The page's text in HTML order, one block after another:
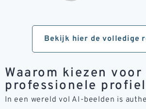
Bekijk hier de volledige
Waarom kiezen voor
professionele
In een wereld vol AI-beelden is